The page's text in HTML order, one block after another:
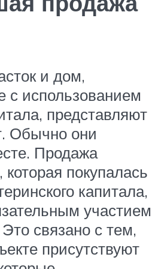
и дом,
с использованием
представляют
Обычно они
Продажа
покупалась
капитала,
участием
связано с тем,
присутствуют